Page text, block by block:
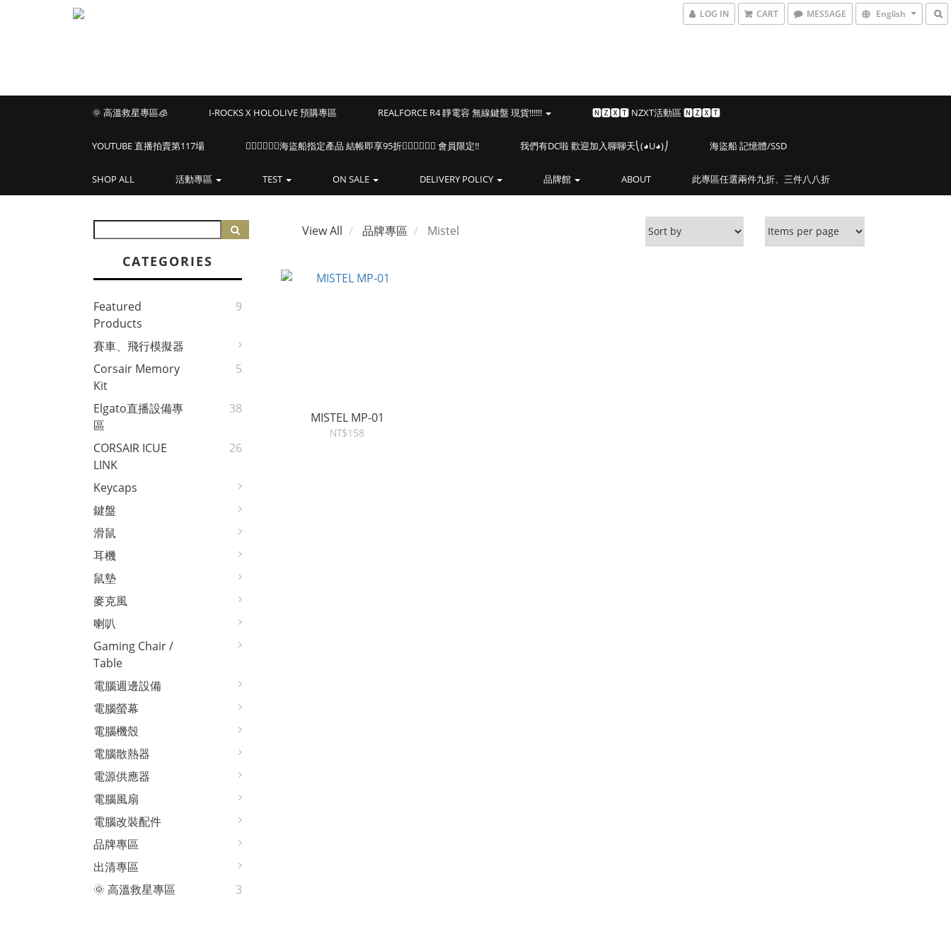
LOG IN CART MESSAGE English
🌞 高溫救星專區🧊 I-ROCKS X HOLOLIVE 預購專區 REALFORCE R4 靜電容 無線鍵盤 現貨!!!!!! 🅽🆉🆇🆃 NZXT活動區 🅽🆉🆇🆃
YOUTUBE 直播拍賣第117場 🏴‍☠️🏴‍☠️🏴‍☠️海盜船指定產品 結帳即享95折🏴‍☠️🏴‍☠️🏴‍☠️ 會員限定!! 我們有DC啦 歡迎加入聊聊天⎝(◕U◕)⎠ 海盜船 記憶體/SSD
SHOP ALL 活動專區 TEST ON SALE DELIVERY POLICY 品牌館 ABOUT 此專區任選兩件九折、三件八八折
CATEGORIES
Featured
Products
9
賽車、飛行模擬器
Corsair Memory
Kit
5
Elgato直播設備專
區
38
CORSAIR ICUE
LINK
26
Keycaps
鍵盤
滑鼠
耳機
鼠墊
麥克風
喇叭
Gaming Chair /
Table
電腦週邊設備
電腦螢幕
電腦機殼
電腦散熱器
電源供應器
電腦風扇
電腦改裝配件
品牌專區
出清專區
🌞 高溫救星專區
3
View All 品牌專區 Mistel
MISTEL MP-01
NT$158